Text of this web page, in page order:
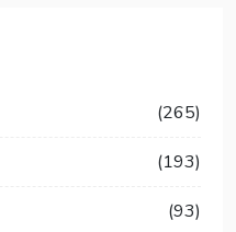
(265)
(193)
(93)